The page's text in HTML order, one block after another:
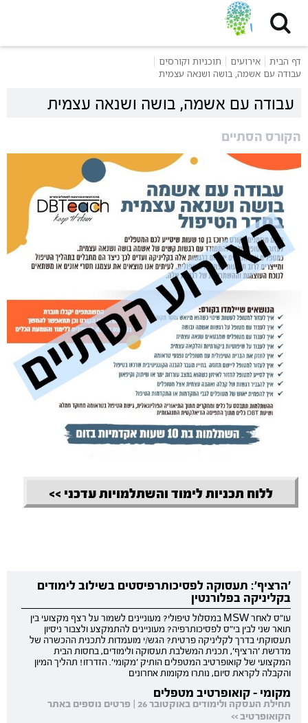
דף הבית אירועים
תוכניות וקורסים
עבודה עם אשמה, בושה ושנאה עצמית
עבודה עם אשמה, בושה ושנאה עצמית
הקורס הסתיים
ללוח תכניות לימוד והשתלמויות עדכני >>
'הרציף': תעסוקה לפסיכותרפיסטים בשילוב לימודים
בקליניקה בפלורנטין
עו"ס לאחר MSW במסלול טיפולי? מעוניינים לשמור על רצף מקצועי בין
תואר שני לבין בי"ס לפסיכותרפיה? מעוניינים להתמקצע ולצבור ניסיון
תעסוקתי בדרך לקליניקה פרטית? הגש/י מועמדות לתכנית ההכשרה של
מדרשת 'הרציף', תכנית המשלבת תעסוקה ולימודים, בחסות הבית
המקצועי של קואופרטיב המטפלים הותיק 'מקומי'. הזדרזו! תהליך המיון
והקבלה לקראת סיום, נותרו מקומות אחרונים
מקומי - קואופרטיב מטפלים
תחילת העסקה ולימודים באוקטובר 26 | פרטים נוספים באתר
הקואופרטיב >>